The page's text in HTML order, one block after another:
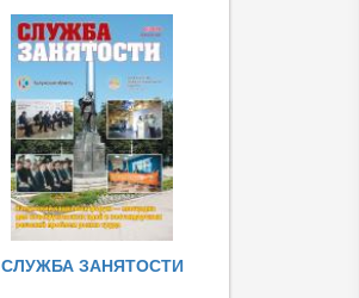
СЛУЖБА ЗАНЯТОСТИ